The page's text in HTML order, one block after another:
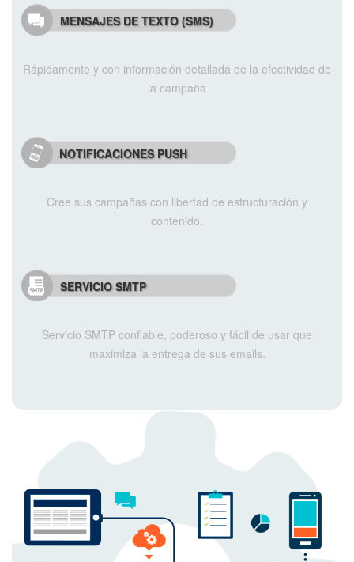
MENSAJES DE TEXTO (SMS)
Rápidamente y con información detallada de la efectividad de
la campaña
NOTIFICACIONES PUSH
Cree sus campañas con libertad de estructuración y
contenido.
SERVICIO SMTP
Servicio SMTP confiable, poderoso y fácil de usar que
maximiza la entrega de sus emails.